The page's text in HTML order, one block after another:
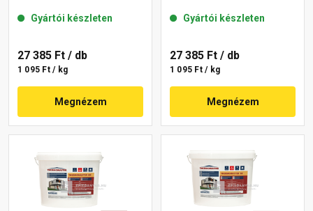
22-D 25 kg
Gyártói készleten
27 385 Ft / db
1 095 Ft / kg
Megnézem
Gyártói készleten
27 385 Ft / db
1 095 Ft / kg
Megnézem